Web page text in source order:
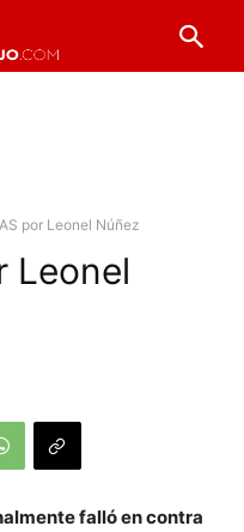
por Leonel Núñez
Leonel
falló en contra